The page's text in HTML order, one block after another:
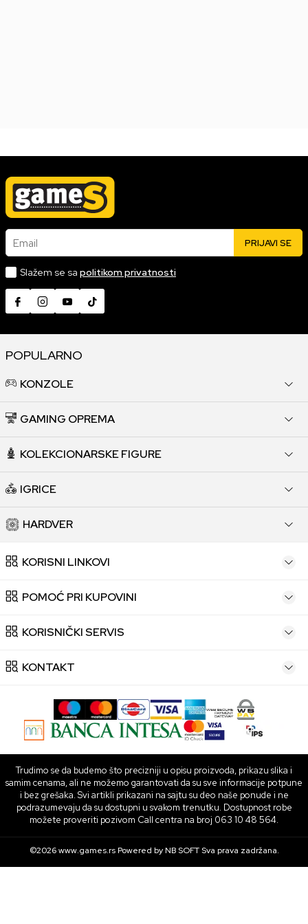
Email PRIJAVI SE
Slažem se sa politikom privatnosti
POPULARNO
KONZOLE
GAMING OPREMA
KOLEKCIONARSKE FIGURE
IGRICE
HARDVER
KORISNI LINKOVI
POMOĆ PRI KUPOVINI
KORISNIČKI SERVIS
KONTAKT
Trudimo se da budemo što precizniji u opisu proizvoda, prikazu slika i
samim cenama, ali ne možemo garantovati da su sve informacije potpune
i bez grešaka. Svi artikli prikazani na sajtu su deo naše ponude i ne
podrazumevaju da su dostupni u svakom trenutku. Dostupnost robe
možete proveriti pozivom Call centra na broj 063 10 48 564.
©2026www.games.rs Powered byNB SOFTSva prava zadržana.